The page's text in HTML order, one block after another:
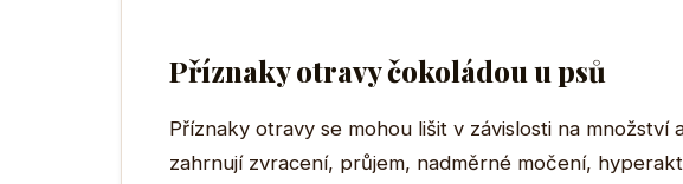
Příznaky otravy čokoládou u psů
Příznaky otravy se mohou lišit v závislosti na
zahrnují zvracení, průjem, nadměrné močení,